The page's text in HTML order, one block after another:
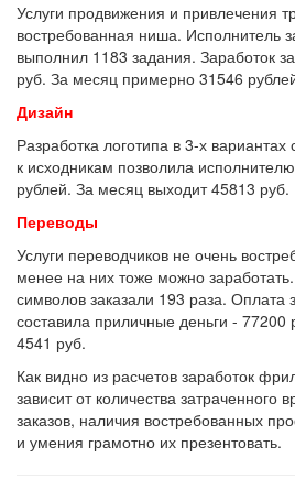
Услуги продвижения и привлечения
востребованная ниша. Исполнитель
выполнил 1183 задания. Заработок
руб. За месяц примерно 31546
Дизайн
Разработка логотипа в 3-х
к исходникам позволила
рублей. За месяц выходит 45813 руб.
Переводы
Услуги переводчиков не очень
менее на них тоже можно
символов заказали 193 раза. Оплата
составила приличные деньги -
4541 руб.
Как видно из расчетов заработок
зависит от количества затраченного
заказов, наличия востребованных
и умения грамотно их презентовать.